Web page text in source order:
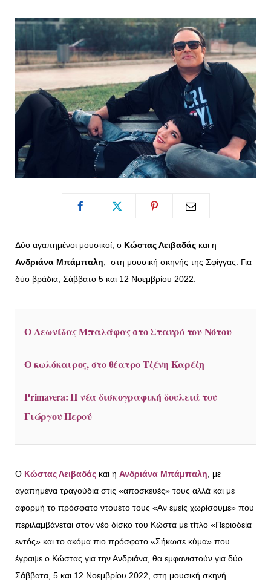
o
k
t
e
r
r e
Δύο αγαπημένοι μουσικοί, ο Κώστας Λειβαδάς και η
Ανδριάνα Μπάμπαλη, στη μουσική σκηνής της Σφίγγας. Για
δύο βράδια, Σάββατο 5 και 12 Νοεμβρίου 2022.
Ο Λεωνίδας Μπαλάφας στο Σταυρό του Νότου
Ο κωλόκαιρος, στο θέατρο Τζένη Καρέζη
Primavera: Η νέα δισκογραφική δουλειά του
Γιώργου Περού
Ο Κώστας Λειβαδάς και η Ανδριάνα Μπάμπαλη, με
αγαπημένα τραγούδια στις «αποσκευές» τους αλλά και με
αφορμή το πρόσφατο ντουέτο τους «Aν εμείς χωρίσουμε» που
περιλαμβάνεται στον νέο δίσκο του Κώστα με τίτλο «Περιοδεία
εντός» και το ακόμα πιο πρόσφατο «Σήκωσε κύμα» που
έγραψε ο Κώστας για την Ανδριάνα, θα εμφανιστούν για δύο
Σάββατα, 5 και 12 Νοεμβρίου 2022, στη μουσική σκηνή